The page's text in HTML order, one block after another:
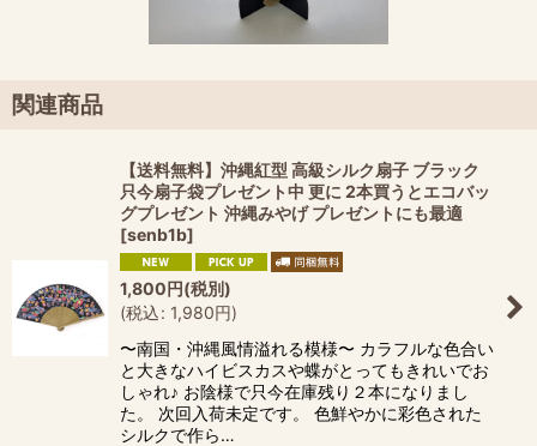
関連商品
【送料無料】沖縄紅型 高級シルク扇子 ブラック
只今扇子袋プレゼント中 更に 2本買うとエコバッ
グプレゼント 沖縄みやげ プレゼントにも最適
[senb1b]
1,800円(税別)
(税込: 1,980円)
〜南国・沖縄風情溢れる模様〜 カラフルな色合い
と大きなハイビスカスや蝶がとってもきれいでお
しゃれ♪ お陰様で只今在庫残り２本になりまし
た。 次回入荷未定です。 色鮮やかに彩色された
シルクで作ら…